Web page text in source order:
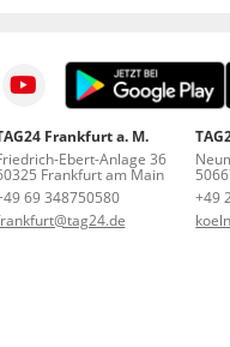
Frankfurt a. M.
Ebert-Anlage 36
Frankfurt am Main
69 348750580
+49